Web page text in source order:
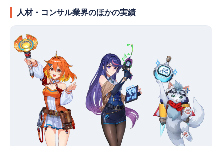
人材・コンサル業界のほかの実績